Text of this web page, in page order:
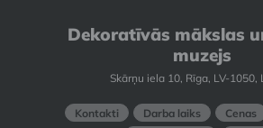
Dekoratīvās mākslas
muzejs
Skārņu iela 10, Rīga, LV-1050,
Kontakti Darba laiks Cenas